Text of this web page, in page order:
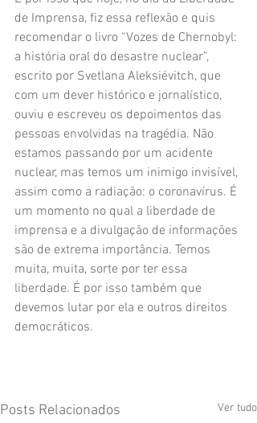
de Imprensa, fiz essa reflexão e quis
recomendar o livro “Vozes de Chernobyl:
a história oral do desastre nuclear”,
escrito por Svetlana Aleksiévitch, que
com um dever histórico e jornalístico,
ouviu e escreveu os depoimentos das
pessoas envolvidas na tragédia. Não
estamos passando por um acidente
nuclear, mas temos um inimigo invisível,
assim como a radiação: o coronavírus. É
um momento no qual a liberdade de
imprensa e a divulgação de informações
são de extrema importância. Temos
muita, muita, sorte por ter essa
liberdade. É por isso também que
devemos lutar por ela e outros direitos
democráticos.
Posts Relacionados Ver tudo